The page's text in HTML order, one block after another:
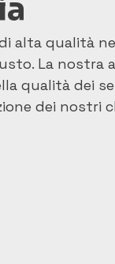
alta qualità
La nostra
qualità dei
dei nostri